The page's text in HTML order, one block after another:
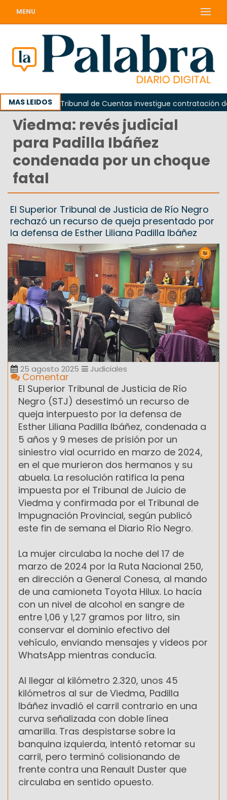
MENU
MAS LEIDOS
que el Tribunal de Cuentas investigue contratación de
Viedma: revés judicial
para Padilla Ibáñez
condenada por un choque
fatal
El Superior Tribunal de Justicia de Río Negro
rechazó un recurso de queja presentado por
la defensa de Esther Liliana Padilla Ibáñez
25 agosto 2025 Judiciales
Comentar
El Superior Tribunal de Justicia de Río
Negro (STJ) desestimó un recurso de
queja interpuesto por la defensa de
Esther Liliana Padilla Ibáñez, condenada a
5 años y 9 meses de prisión por un
siniestro vial ocurrido en marzo de 2024,
en el que murieron dos hermanos y su
abuela. La resolución ratifica la pena
impuesta por el Tribunal de Juicio de
Viedma y confirmada por el Tribunal de
Impugnación Provincial, según publicó
este fin de semana el Diario Río Negro.
La mujer circulaba la noche del 17 de
marzo de 2024 por la Ruta Nacional 250,
en dirección a General Conesa, al mando
de una camioneta Toyota Hilux. Lo hacía
con un nivel de alcohol en sangre de
entre 1,06 y 1,27 gramos por litro, sin
conservar el dominio efectivo del
vehículo, enviando mensajes y videos por
WhatsApp mientras conducía.
Al llegar al kilómetro 2.320, unos 45
kilómetros al sur de Viedma, Padilla
Ibáñez invadió el carril contrario en una
curva señalizada con doble línea
amarilla. Tras despistarse sobre la
banquina izquierda, intentó retomar su
carril, pero terminó colisionando de
frente contra una Renault Duster que
circulaba en sentido opuesto.